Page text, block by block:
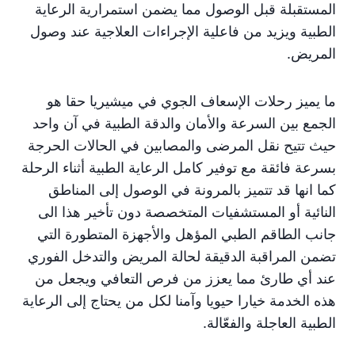
المستقبلة قبل الوصول مما يضمن استمرارية الرعاية
الطبية ويزيد من فاعلية الإجراءات العلاجية عند وصول
المريض.
ما يميز رحلات الإسعاف الجوي في ميشيريا حقا هو
الجمع بين السرعة والأمان والدقة الطبية في آن واحد
حيث تتيح نقل المرضى والمصابين في الحالات الحرجة
بسرعة فائقة مع توفير كامل الرعاية الطبية أثناء الرحلة
كما انها قد تتميز بالمرونة في الوصول إلى المناطق
النائية أو المستشفيات المتخصصة دون تأخير هذا الى
جانب الطاقم الطبي المؤهل والأجهزة المتطورة التي
تضمن المراقبة الدقيقة لحالة المريض والتدخل الفوري
عند أي طارئ مما يعزز من فرص التعافي ويجعل من
هذه الخدمة خيارا حيويا وآمنا لكل من يحتاج إلى الرعاية
الطبية العاجلة والفعّالة.